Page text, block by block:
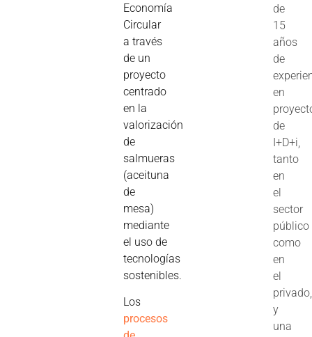
Economía
Circular
a través
de un
proyecto
centrado
en la
valorización
de
salmueras
(aceituna
de
mesa)
mediante
el uso de
tecnologías
sostenibles.
Los
procesos
de
15
años
de
en
de
I+D+i,
tanto
en
el
sector
público
como
en
el
privado,
y
una